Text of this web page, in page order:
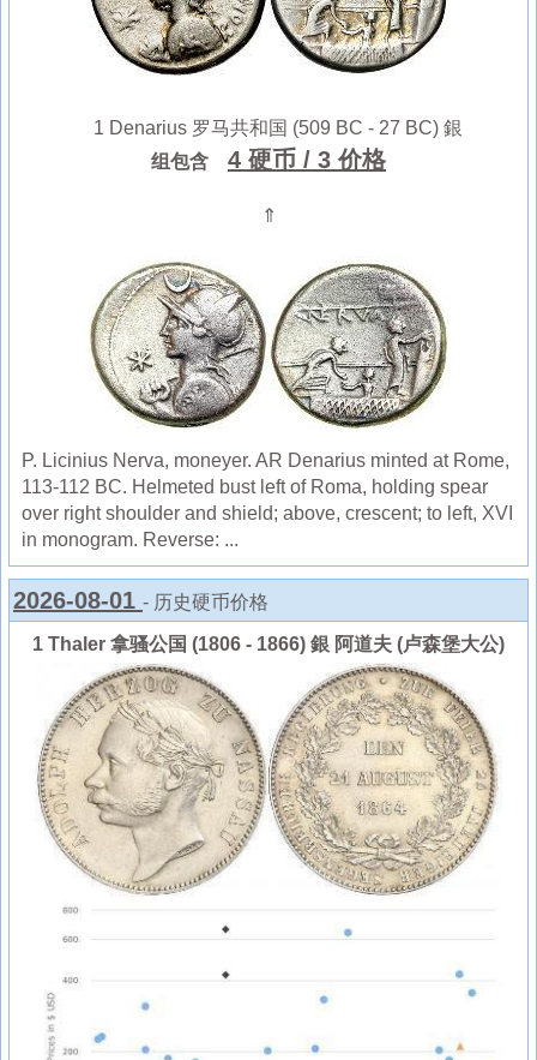
1 Denarius 罗马共和国 (509 BC - 27 BC) 銀
组包含
4 硬币 / 3 价格
⇑
P. Licinius Nerva, moneyer. AR Denarius minted at Rome,
113-112 BC. Helmeted bust left of Roma, holding spear
over right shoulder and shield; above, crescent; to left, XVI
in monogram. Reverse: ...
2026-08-01 - 历史硬币价格
1 Thaler 拿骚公国 (1806 - 1866) 銀 阿道夫 (卢森堡大公)